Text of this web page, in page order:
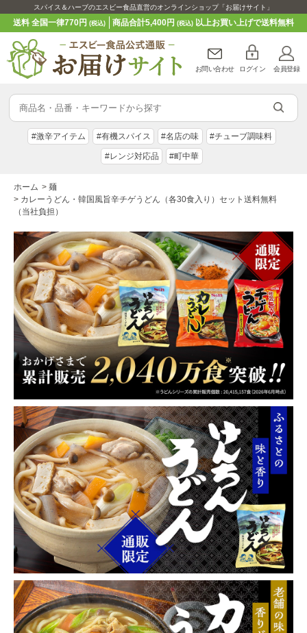
スパイス＆ハーブのエスビー食品直営のオンラインショップ「お届けサイト」
送料 全国一律770円(税込) 商品合計5,400円 (税込)以上お買い上げで送料無料
お問い合わせ ログイン 会員登録
#激辛アイテム #有機スパイス #名店の味 #チューブ調味料
#レンジ対応品 #町中華
ホーム > 麺
> カレーうどん・韓国風旨辛チゲうどん（各30食入り）セット送料無料
（当社負担）